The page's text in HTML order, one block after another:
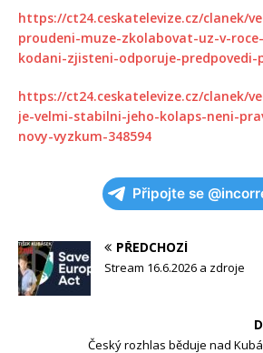
https://ct24.ceskatelevize.cz/clanek/
proudeni-muze-zkolabovat-uz-v-
kodani-zjisteni-odporuje-predpovedi-
https://ct24.ceskatelevize.cz/clanek/
je-velmi-stabilni-jeho-kolaps-neni-
novy-vyzkum-348594
Připojte se
PŘEDCHOZÍ
Stream 16.6.2026 a zdroje
Český rozhlas běduje nad